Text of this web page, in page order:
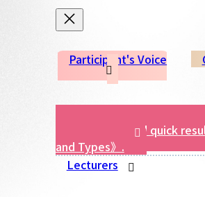
Participant's Voice
compatibility and quick
and Types》.
Lecturers